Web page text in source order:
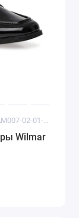
Код товара: AM007-02-01-LT
Wilmar